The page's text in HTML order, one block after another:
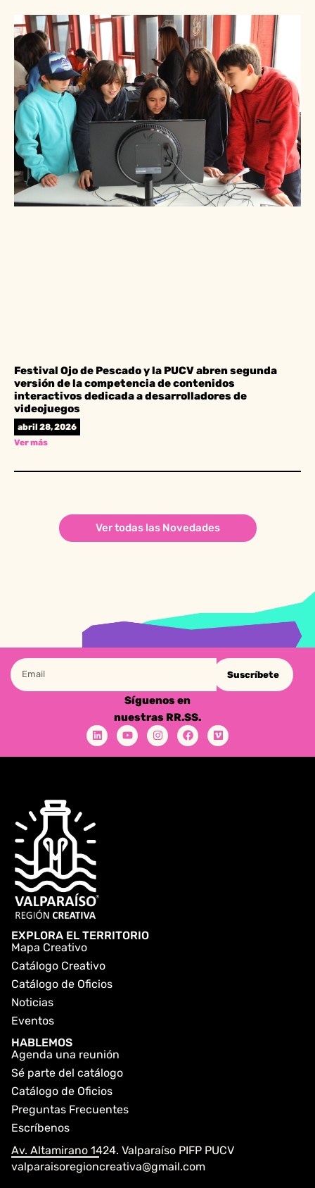
Festival Ojo de Pescado y la PUCV abren segunda
versión de la competencia de contenidos
interactivos dedicada a desarrolladores de
videojuegos
abril 28, 2026
Ver más
Ver todas las Novedades
Suscríbete
Síguenos en
nuestras RR.SS.
EXPLORA EL TERRITORIO
Mapa Creativo
Catálogo Creativo
Catálogo de Oficios
Noticias
Eventos
HABLEMOS
Agenda una reunión
Sé parte del catálogo
Catálogo de Oficios
Preguntas Frecuentes
Escríbenos
Av. Altamirano 1424. Valparaíso PIFP PUCV
valparaisoregioncreativa@gmail.com